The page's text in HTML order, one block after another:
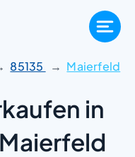
85135 Maierfeld
in